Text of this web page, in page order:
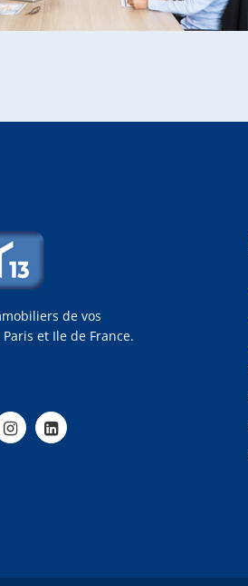
de vos
et Ile de France.